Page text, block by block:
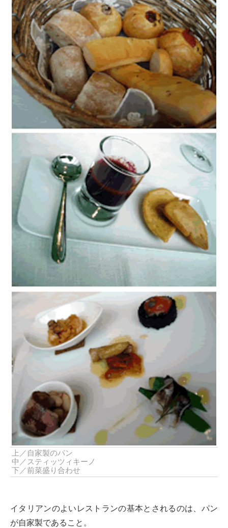
上／自家製のパン
中／スティッツィキーノ
下／前菜盛り合わせ
イタリアンのよいレストランの基本とされるのは、パン
が自家製であること。